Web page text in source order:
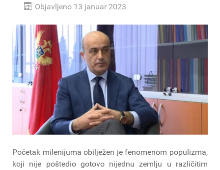
Objavljeno 13 januar 2023
Početak milenijuma obilježen je fenomenom populizma,
koji nije poštedio gotovo nijednu zemlju u različitim